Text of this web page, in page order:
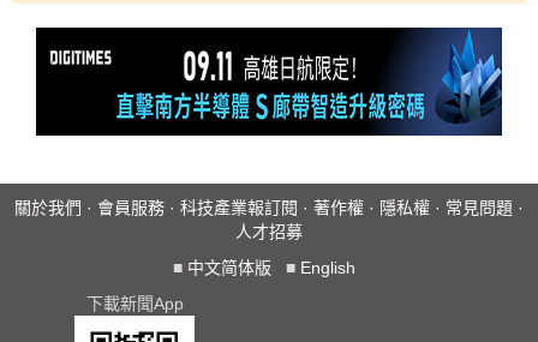
關於我們 · 會員服務 · 科技產業報訂閱 · 著作權 · 隱私權 · 常見問題 ·
人才招募
■ 中文简体版 ■ English
下載新聞App